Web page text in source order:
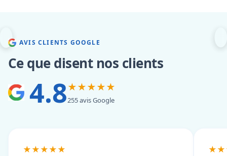
AVIS CLIENTS GOOGLE
Ce que disent nos clients
4.8★★★★★
255 avis Google
★★★★★